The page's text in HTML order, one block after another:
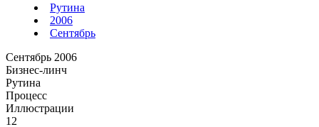
Рутина
2006
Сентябрь
Сентябрь 2006
Бизнес-линч
Рутина
Процесс
Иллюстрации
12